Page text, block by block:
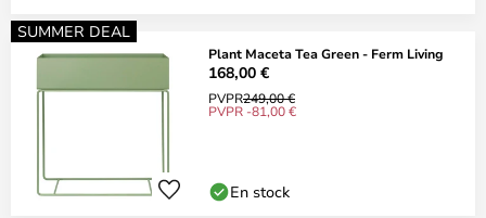
SUMMER DEAL
Plant Maceta Tea Green - Ferm Living
168,00 €
PVPR249,00 €
PVPR -81,00 €
En stock